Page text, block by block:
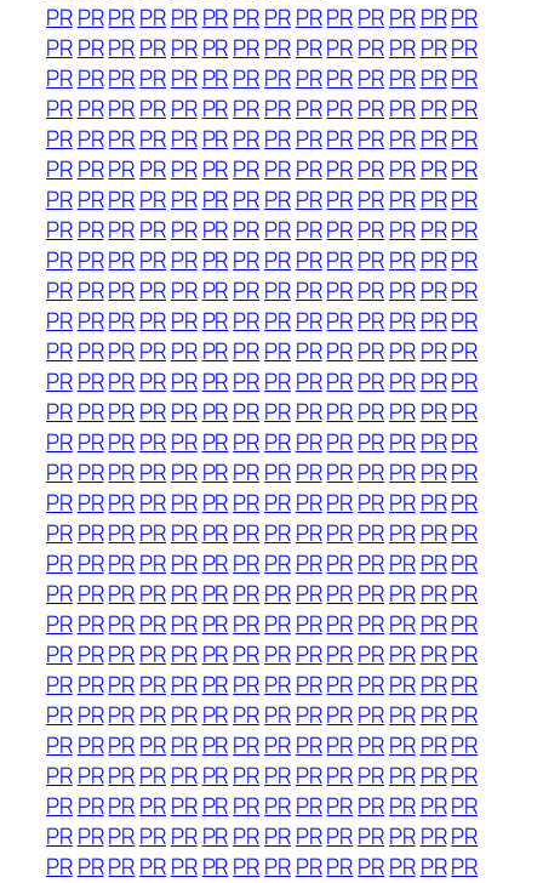
PRPRPRPRPR PRPRPRPRPRPRPR PRPR
PRPRPRPRPR PRPRPRPRPRPRPR PRPR
PRPRPRPRPR PRPRPRPRPRPRPR PRPR
PRPRPRPRPR PRPRPRPRPRPRPR PRPR
PRPRPRPRPR PRPRPRPRPRPRPR PRPR
PRPRPRPRPR PRPRPRPRPRPRPR PRPR
PRPRPRPRPR PRPRPRPRPRPRPR PRPR
PRPRPRPRPR PRPRPRPRPRPRPR PRPR
PRPRPRPRPR PRPRPRPRPRPRPR PRPR
PRPRPRPRPR PRPRPRPRPRPRPR PRPR
PRPRPRPRPR PRPRPRPRPRPRPR PRPR
PRPRPRPRPR PRPRPRPRPRPRPR PRPR
PRPRPRPRPR PRPRPRPRPRPRPR PRPR
PRPRPRPRPR PRPRPRPRPRPRPR PRPR
PRPRPRPRPR PRPRPRPRPRPRPR PRPR
PRPRPRPRPR PRPRPRPRPRPRPR PRPR
PRPRPRPRPR PRPRPRPRPRPRPR PRPR
PRPRPRPRPR PRPRPRPRPRPRPR PRPR
PRPRPRPRPR PRPRPRPRPRPRPR PRPR
PRPRPRPRPR PRPRPRPRPRPRPR PRPR
PRPRPRPRPR PRPRPRPRPRPRPR PRPR
PRPRPRPRPR PRPRPRPRPRPRPR PRPR
PRPRPRPRPR PRPRPRPRPRPRPR PRPR
PRPRPRPRPR PRPRPRPRPRPRPR PRPR
PRPRPRPRPR PRPRPRPRPRPRPR PRPR
PRPRPRPRPR PRPRPRPRPRPRPR PRPR
PRPRPRPRPR PRPRPRPRPRPRPR PRPR
PRPRPRPRPR PRPRPRPRPRPRPR PRPR
PRPRPRPRPR PRPRPRPRPRPRPR PRPR